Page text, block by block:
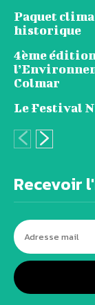
Paquet
historique
4ème
Colmar
Le Festival
Recevoir